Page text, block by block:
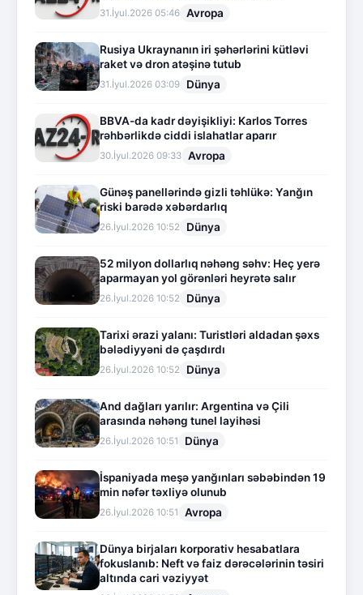
31.İyul.2026 05:46 Avropa
Rusiya Ukraynanın iri şəhərlərini kütləvi
raket və dron atəşinə tutub
31.İyul.2026 03:09 Dünya
BBVA-da kadr dəyişikliyi: Karlos Torres
rəhbərlikdə ciddi islahatlar aparır
30.İyul.2026 09:33 Avropa
Günəş panellərində gizli təhlükə: Yanğın
riski barədə xəbərdarlıq
26.İyul.2026 10:52 Dünya
52 milyon dollarlıq nəhəng səhv: Heç yerə
aparmayan yol görənləri heyrətə salır
26.İyul.2026 10:52 Dünya
Tarixi ərazi yalanı: Turistləri aldadan şəxs
bələdiyyəni də çaşdırdı
26.İyul.2026 10:52 Dünya
And dağları yarılır: Argentina və Çili
arasında nəhəng tunel layihəsi
26.İyul.2026 10:51 Dünya
İspaniyada meşə yanğınları səbəbindən 19
min nəfər təxliyə olunub
26.İyul.2026 10:51 Avropa
Dünya birjaları korporativ hesabatlara
fokuslanıb: Neft və faiz dərəcələrinin təsiri
altında cari vəziyyət